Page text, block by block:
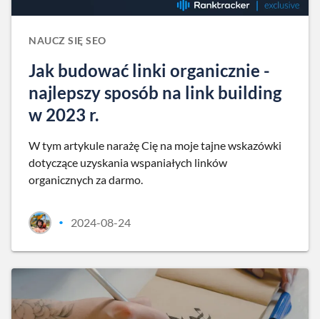
NAUCZ SIĘ SEO
Jak budować linki organicznie -
najlepszy sposób na link building
w 2023 r.
W tym artykule narażę Cię na moje tajne wskazówki
dotyczące uzyskania wspaniałych linków
organicznych za darmo.
• 2024-08-24